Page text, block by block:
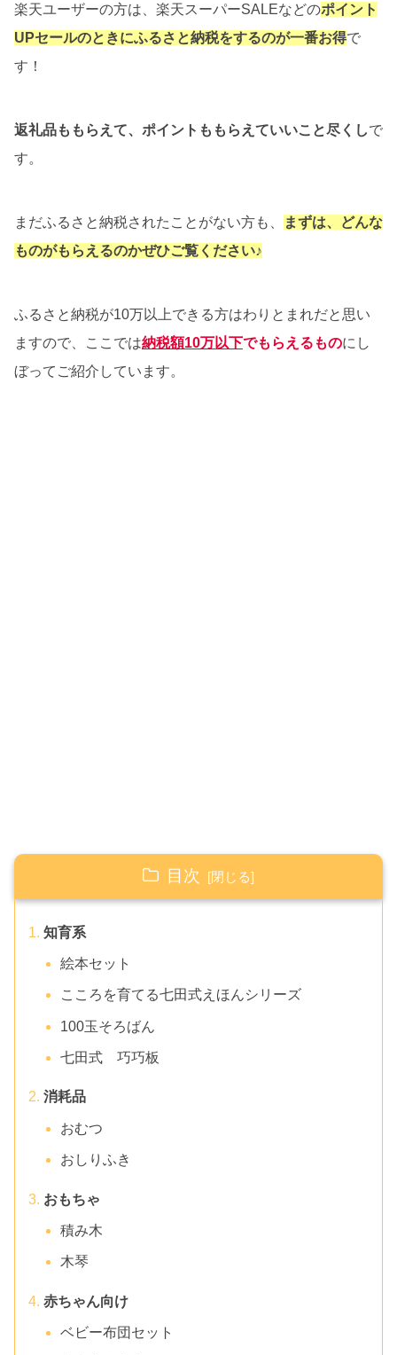
楽天ユーザーの方は、楽天スーパーSALEなどのポイント
UPセールのときにふるさと納税をするのが一番お得で
す！
返礼品ももらえて、ポイントももらえていいこと尽くしで
す。
まだふるさと納税されたことがない方も、
まずは、どんな
ものがもらえるのかぜひご覧ください♪
ふるさと納税が10万以上できる方はわりとまれだと思い
ますので、ここでは納税額10万以下でもらえるものにし
ぼってご紹介しています。
目次
知育系
絵本セット
こころを育てる七田式えほんシリーズ
100玉そろばん
七田式 巧巧板
消耗品
おむつ
おしりふき
おもちゃ
積み木
木琴
赤ちゃん向け
ベビー布団セット